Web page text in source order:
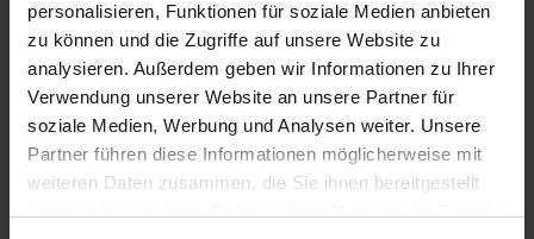
personalisieren, Funktionen für soziale Medien anbieten
zu können und die Zugriffe auf unsere Website zu
analysieren. Außerdem geben wir Informationen zu Ihrer
Verwendung unserer Website an unsere Partner für
soziale Medien, Werbung und Analysen weiter. Unsere
Partner führen diese Informationen möglicherweise mit
weiteren Daten zusammen, die Sie ihnen bereitgestellt
Typ
Pkw
Kilometerstand
54.750 km
Erstzulassung
05/2023
Zustand
Gebrauchtwagen
Leistung
180 kW / 245 PS